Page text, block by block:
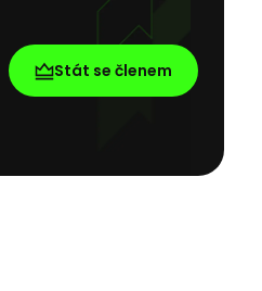
Stát se členem